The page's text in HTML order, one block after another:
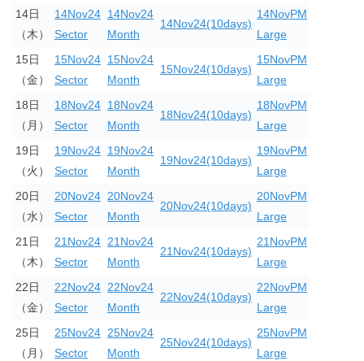
14日
（木）
14Nov24
Sector
14Nov24
Month
14Nov24(10days)
14NovPM
Large
15日
（金）
15Nov24
Sector
15Nov24
Month
15Nov24(10days)
15NovPM
Large
18日
（月）
18Nov24
Sector
18Nov24
Month
18Nov24(10days)
18NovPM
Large
19日
（火）
19Nov24
Sector
19Nov24
Month
19Nov24(10days)
19NovPM
Large
20日
（水）
20Nov24
Sector
20Nov24
Month
20Nov24(10days)
20NovPM
Large
21日
（木）
21Nov24
Sector
21Nov24
Month
21Nov24(10days)
21NovPM
Large
22日
（金）
22Nov24
Sector
22Nov24
Month
22Nov24(10days)
22NovPM
Large
25日
（月）
25Nov24
Sector
25Nov24
Month
25Nov24(10days)
25NovPM
Large